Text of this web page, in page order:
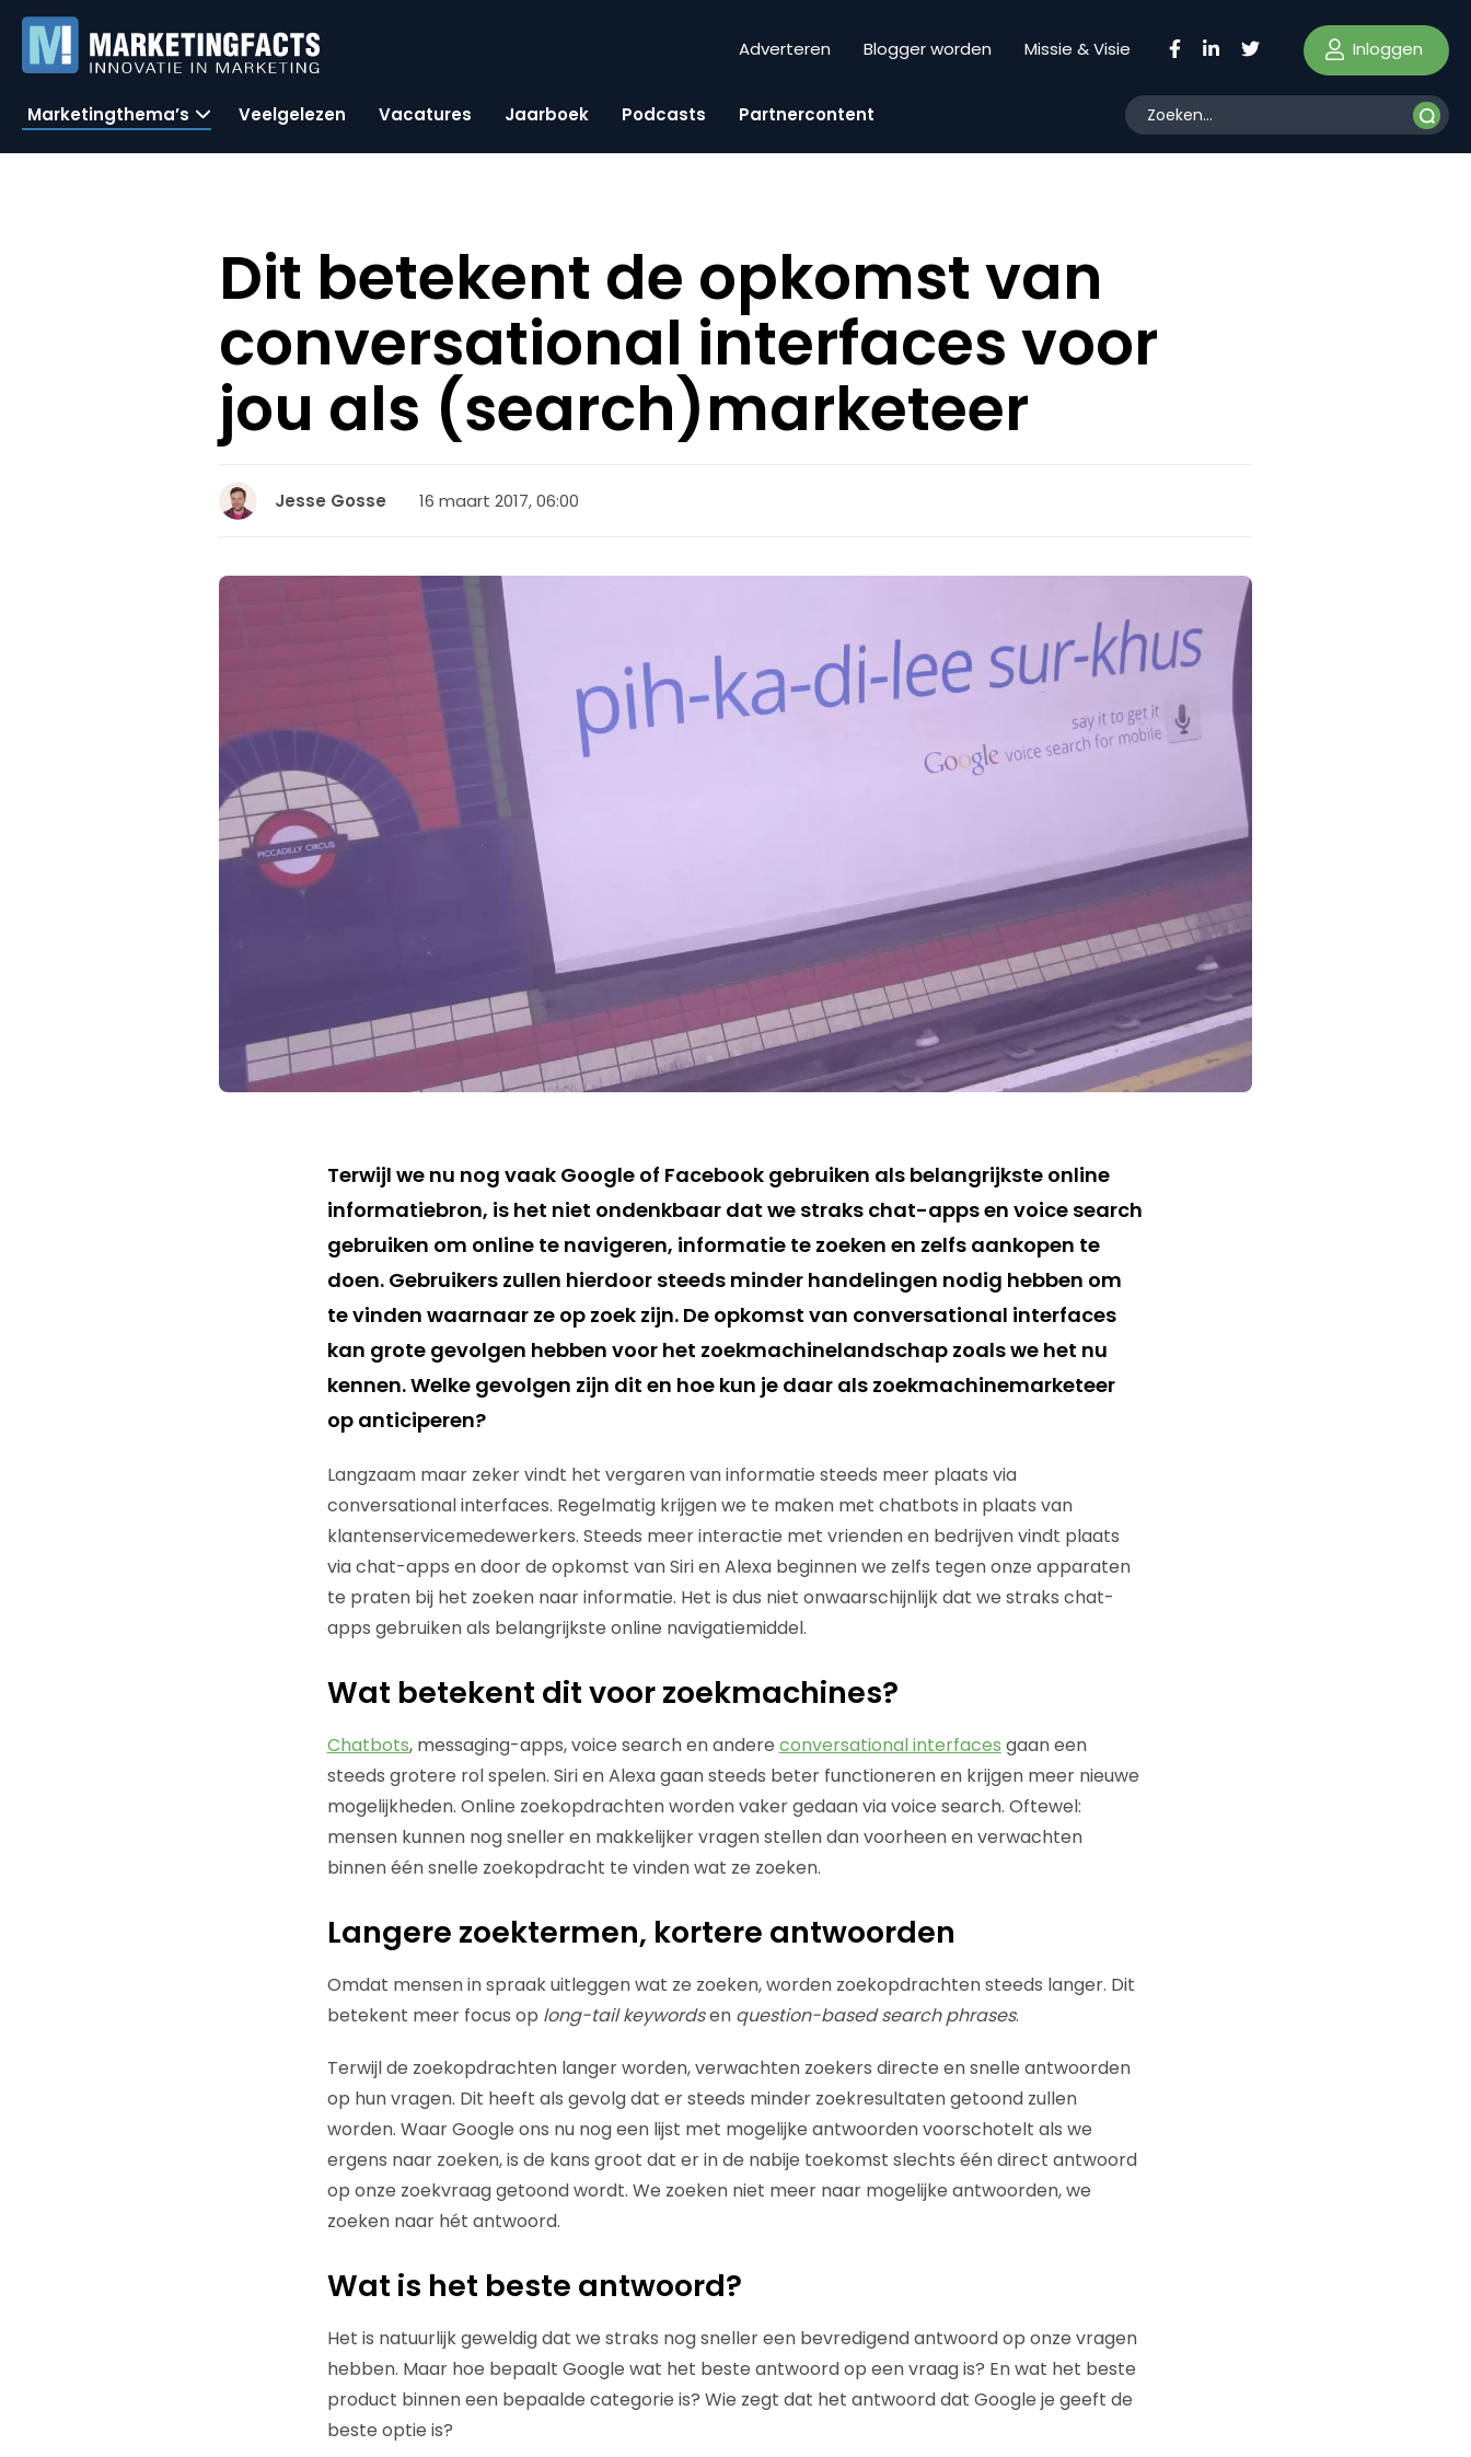
Adverteren Blogger worden Missie & Visie Inloggen
Marketingthema’s Veelgelezen Vacatures Jaarboek Podcasts Partnercontent
Dit betekent de opkomst van
conversational interfaces voor
jou als (search)marketeer
Jesse Gosse 16 maart 2017, 06:00
Terwijl we nu nog vaak Google of Facebook gebruiken als belangrijkste online
informatiebron, is het niet ondenkbaar dat we straks chat-apps en voice search
gebruiken om online te navigeren, informatie te zoeken en zelfs aankopen te
doen. Gebruikers zullen hierdoor steeds minder handelingen nodig hebben om
te vinden waarnaar ze op zoek zijn. De opkomst van conversational interfaces
kan grote gevolgen hebben voor het zoekmachinelandschap zoals we het nu
kennen. Welke gevolgen zijn dit en hoe kun je daar als zoekmachinemarketeer
op anticiperen?
Langzaam maar zeker vindt het vergaren van informatie steeds meer plaats via
conversational interfaces. Regelmatig krijgen we te maken met chatbots in plaats van
klantenservicemedewerkers. Steeds meer interactie met vrienden en bedrijven vindt plaats
via chat-apps en door de opkomst van Siri en Alexa beginnen we zelfs tegen onze apparaten
te praten bij het zoeken naar informatie. Het is dus niet onwaarschijnlijk dat we straks chat-
apps gebruiken als belangrijkste online navigatiemiddel.
Wat betekent dit voor zoekmachines?
Chatbots, messaging-apps, voice search en andere conversational interfaces gaan een
steeds grotere rol spelen. Siri en Alexa gaan steeds beter functioneren en krijgen meer nieuwe
mogelijkheden. Online zoekopdrachten worden vaker gedaan via voice search. Oftewel:
mensen kunnen nog sneller en makkelijker vragen stellen dan voorheen en verwachten
binnen één snelle zoekopdracht te vinden wat ze zoeken.
Langere zoektermen, kortere antwoorden
Omdat mensen in spraak uitleggen wat ze zoeken, worden zoekopdrachten steeds langer. Dit
betekent meer focus op long-tail keywordsen question-based search phrases.
Terwijl de zoekopdrachten langer worden, verwachten zoekers directe en snelle antwoorden
op hun vragen. Dit heeft als gevolg dat er steeds minder zoekresultaten getoond zullen
worden. Waar Google ons nu nog een lijst met mogelijke antwoorden voorschotelt als we
ergens naar zoeken, is de kans groot dat er in de nabije toekomst slechts één direct antwoord
op onze zoekvraag getoond wordt. We zoeken niet meer naar mogelijke antwoorden, we
zoeken naar hét antwoord.
Wat is het beste antwoord?
Het is natuurlijk geweldig dat we straks nog sneller een bevredigend antwoord op onze vragen
hebben. Maar hoe bepaalt Google wat het beste antwoord op een vraag is? En wat het beste
product binnen een bepaalde categorie is? Wie zegt dat het antwoord dat Google je geeft de
beste optie is?